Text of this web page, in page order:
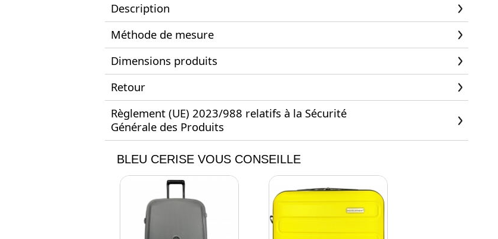
Description
Méthode de mesure
Dimensions produits
Retour
Règlement (UE) 2023/988 relatifs à la Sécurité
Générale des Produits
BLEU CERISE VOUS CONSEILLE